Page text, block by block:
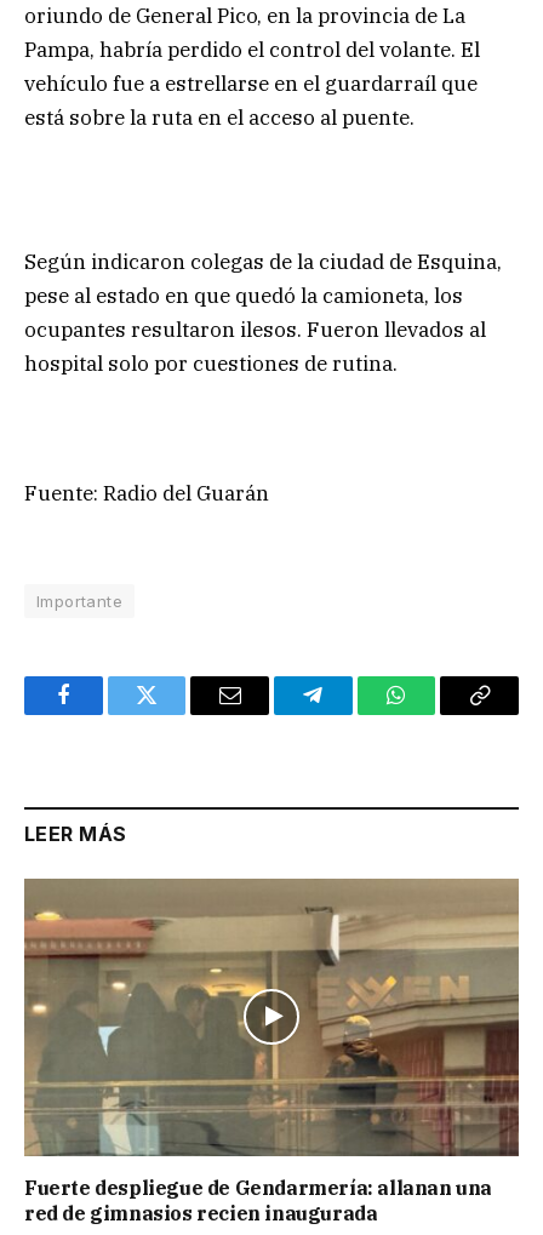
oriundo de General Pico, en la provincia de La
Pampa, habría perdido el control del volante. El
vehículo fue a estrellarse en el guardarraíl que
está sobre la ruta en el acceso al puente.
Según indicaron colegas de la ciudad de Esquina,
pese al estado en que quedó la camioneta, los
ocupantes resultaron ilesos. Fueron llevados al
hospital solo por cuestiones de rutina.
Fuente: Radio del Guarán
Importante
FacebookTwitter Email TelegramWhatsAppCopy
LEER MÁS
Fuerte despliegue de Gendarmería: allanan una
red de gimnasios recien inaugurada